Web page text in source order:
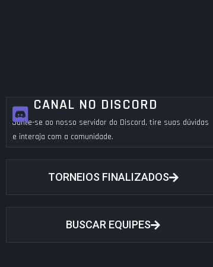
CANAL NO DISCORD
Junte-se ao nosso servidor do Discord, tire suas dúvidas
e interaja com a comunidade.
TORNEIOS FINALIZADOS
BUSCAR EQUIPES